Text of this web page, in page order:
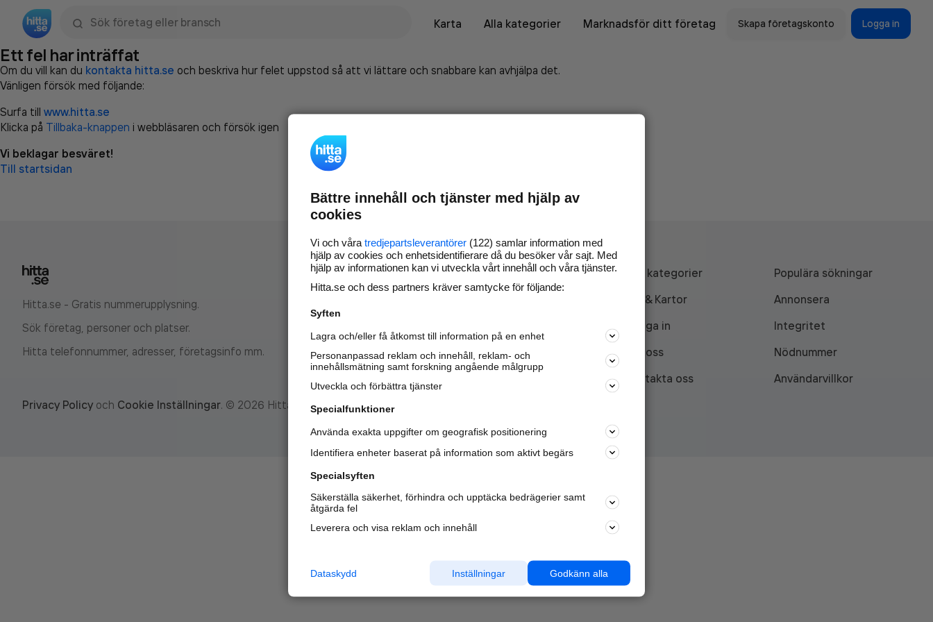
Karta
Alla kategorier Marknadsför ditt företag Skapa företagskonto Logga in
Ett fel har inträffat
Om du vill kan du kontakta hitta.se och beskriva hur felet uppstod så att vi lättare och snabbare kan avhjälpa det.
Vänligen försök med följande:
Surfa till www.hitta.se
Klicka på Tillbaka-knappen i webbläsaren och försök igen
Vi beklagar besväret!
Till startsidan
Hitta.se - Gratis nummerupplysning.
Sök företag, personer och platser.
Hitta telefonnummer, adresser, företagsinfo mm.
Marknadsför företaget på
nya kunder och
samarbetspartners nära dig.
Läs mer här
Alla kategorier
Populära sökningar
API & Kartor
Annonsera
Logga in
Integritet
Om oss
Nödnummer
Kontakta oss
Användarvillkor
Privacy Policy och Cookie Inställningar. © 2026 Hitta.se
Bättre innehåll och tjänster med hjälp av
cookies
Vi och våra tredjepartsleverantörer (122) samlar information med
hjälp av cookies och enhetsidentifierare då du besöker vår sajt. Med
hjälp av informationen kan vi utveckla vårt innehåll och våra tjänster.
Hitta.se och dess partners kräver samtycke för följande:
Syften
Lagra och/eller få åtkomst till information på en enhet
Personanpassad reklam och innehåll, reklam- och
innehållsmätning samt forskning angående målgrupp
Utveckla och förbättra tjänster
Specialfunktioner
Använda exakta uppgifter om geografisk positionering
Identifiera enheter baserat på information som aktivt begärs
Specialsyften
Säkerställa säkerhet, förhindra och upptäcka bedrägerier samt
åtgärda fel
Leverera och visa reklam och innehåll
Godkänn alla
Inställningar
Dataskydd